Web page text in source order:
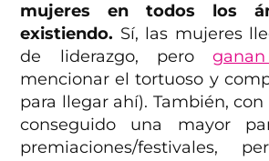
mujeres en todos los
existiendo. Sí, las mujeres
de liderazgo, pero
mencionar el tortuoso y
para llegar ahí). También,
conseguido una mayor
premiaciones/festivales,